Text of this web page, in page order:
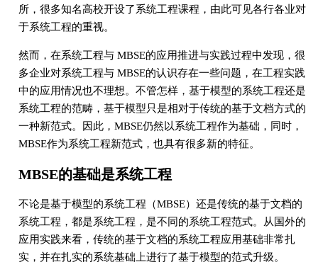
所，很多知名高校开设了系统工程课程，由此可见各行各业对
于系统工程的重视。
然而，在系统工程与 MBSE的应用推进与实践过程中发现，很
多企业对系统工程与 MBSE的认识存在一些问题，在工程实践
中的应用情况也不理想。不管怎样，基于模型的系统工程还是
系统工程的范畴，基于模型只是相对于传统的基于文档方式的
一种新范式。因此，MBSE仍然以系统工程作为基础，同时，
MBSE作为系统工程新范式，也具有很多新的特征。
MBSE的基础是系统工程
不论是基于模型的系统工程（MBSE）还是传统的基于文档的
系统工程，都是系统工程，是不同的系统工程范式。从国外的
应用实践来看，传统的基于文档的系统工程应用基础非常扎
实，并在扎实的系统基础上进行了基于模型的范式升级。